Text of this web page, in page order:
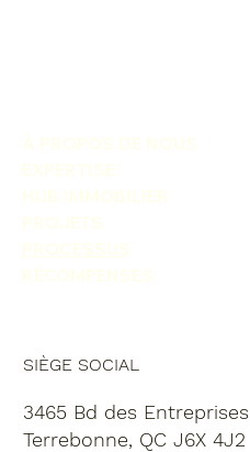
SIÈGE SOCIAL
3465 Bd des Entreprises
Terrebonne, QC J6X 4J2